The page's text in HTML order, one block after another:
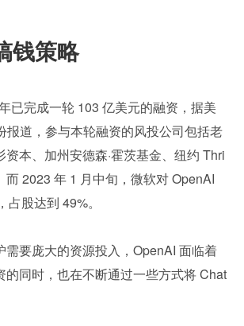
钱策略
已完成一轮 103 亿美元的融资，据美
报道，参与本轮融资的风投公司包括老
资本、加州安德森·霍茨基金、纽约 Thri
而 2023 年 1 月中旬，微软对 OpenAI
股达到 49%。
需要庞大的资源投入，OpenAI 面临着
的同时，也在不断通过一些方式将 Chat